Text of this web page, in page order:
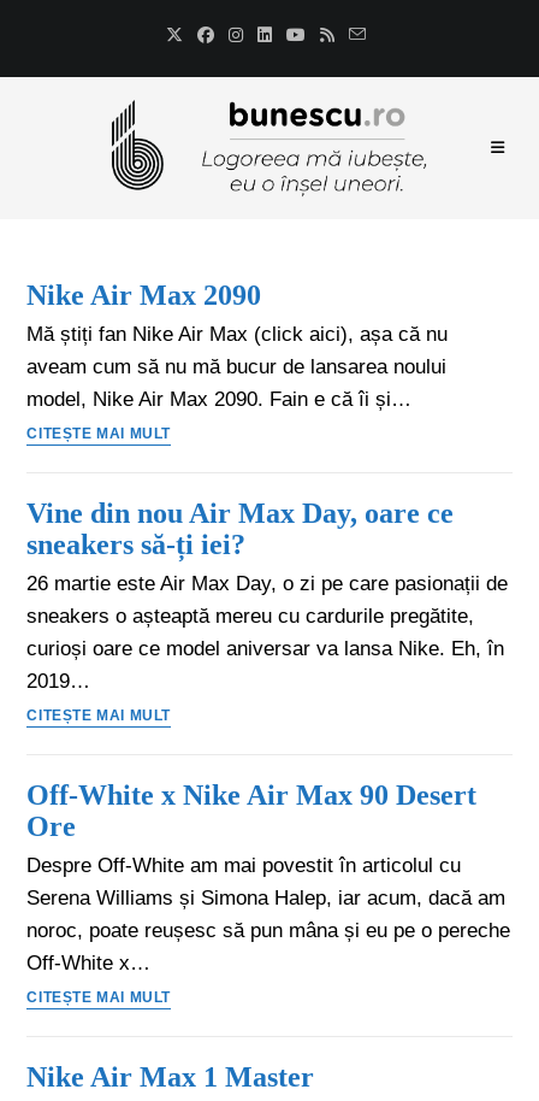
Nike Air Max 2090
Mă știți fan Nike Air Max (click aici), așa că nu
aveam cum să nu mă bucur de lansarea noului
model, Nike Air Max 2090. Fain e că îi și…
CITEȘTE MAI MULT
Vine din nou Air Max Day, oare ce
sneakers să-ți iei?
26 martie este Air Max Day, o zi pe care pasionații de
sneakers o așteaptă mereu cu cardurile pregătite,
curioși oare ce model aniversar va lansa Nike. Eh, în
2019…
CITEȘTE MAI MULT
Off-White x Nike Air Max 90 Desert
Ore
Despre Off-White am mai povestit în articolul cu
Serena Williams și Simona Halep, iar acum, dacă am
noroc, poate reușesc să pun mâna și eu pe o pereche
Off-White x…
CITEȘTE MAI MULT
Nike Air Max 1 Master